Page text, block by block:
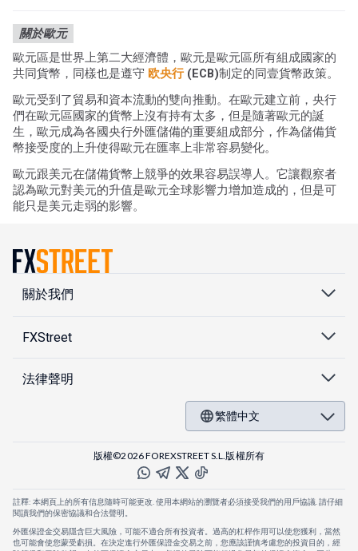
關於歐元
歐元區是世界上第二大經濟體，歐元是歐元區所有組成國家的
共同貨幣，同樣也是遵守 欧央行 (ECB)制定的同壹貨幣政策。
歐元受到了貿易和資本流動的雙向推動。在歐元建立前，央行
們在歐元區國家的貨幣上沒有持有太多，但是隨著歐元的誕
生，歐元成為各國央行外匯儲備的重要組成部分，作為儲備貨
幣接受度的上升使得歐元在匯率上非常容易變化。
歐元跟美元在儲備貨幣上競爭的效果容易誤導人。它讓觀察者
認為歐元對美元的升值是歐元全球影響力增加造成的，但是可
能只是美元走弱的影響。
關於我們
FXStreet
法律聲明
繁體中文
版權©2026 FOREXSTREET S.L.版權所有
註釋: 本網頁上的所有信息隨時可能更改. 使用本網站的瀏覽者必須接受我們的用戶協議. 請仔細
閱讀我們的保密協議和合法聲明。
外匯保證金交易隱含巨大風險，可能不適合所有投資者。過高的杠桿作用可以使您獲利，當然
也可能會使您蒙受虧損。在決定進行外匯保證金交易之前，您應該謹慎考慮您的投資目的，經